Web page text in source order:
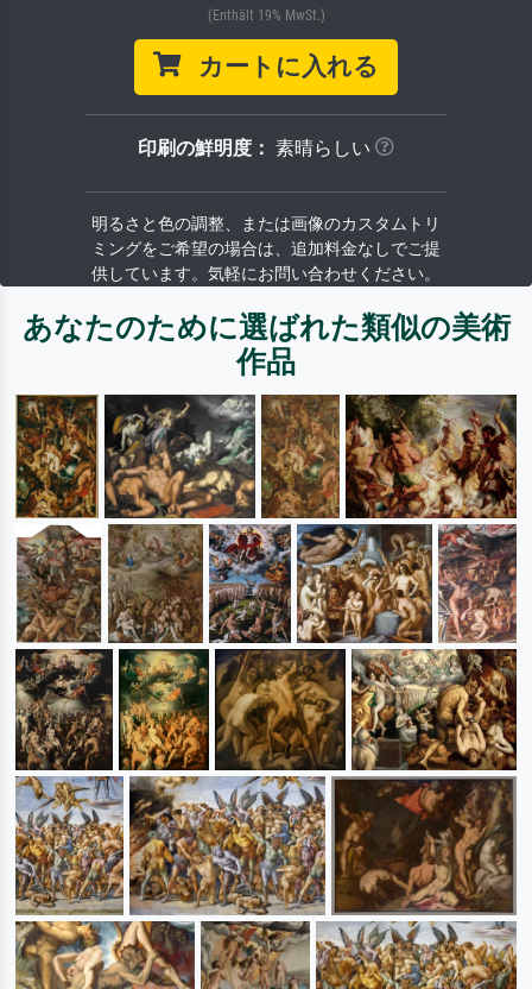
(Enthält 19% MwSt.)
カートに入れる
印刷の鮮明度： 素晴らしい
明るさと色の調整、または画像のカスタムトリ
ミングをご希望の場合は、追加料金なしでご提
供しています。気軽にお問い合わせください。
あなたのために選ばれた類似の美術
作品